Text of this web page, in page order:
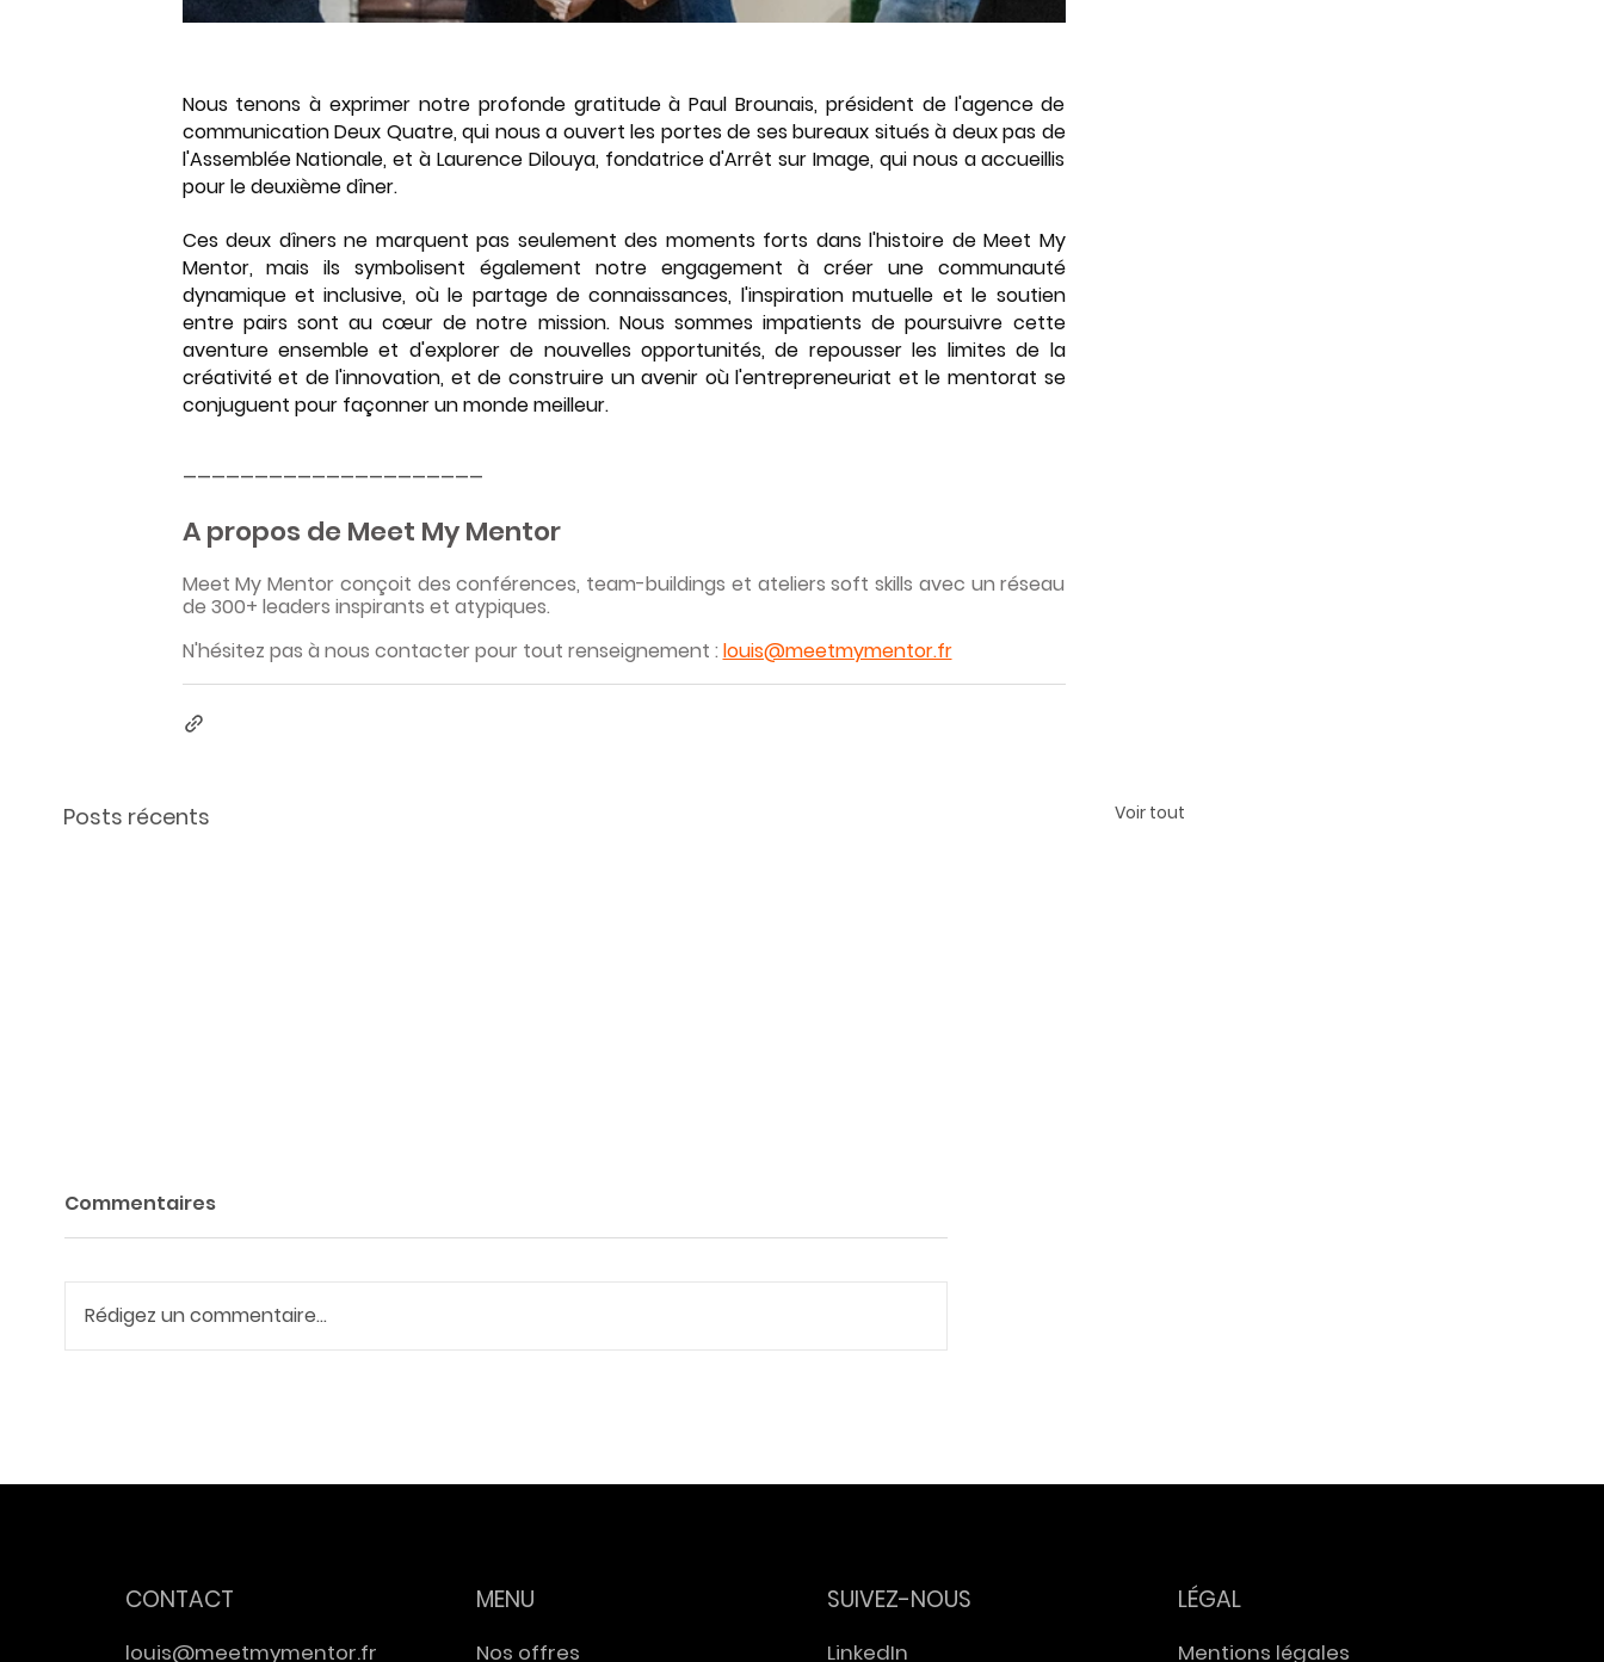
Nous tenons à exprimer notre profonde gratitude à Paul Brounais, président de l'agence de
communication Deux Quatre, qui nous a ouvert les portes de ses bureaux situés à deux pas de
l'Assemblée Nationale, et à Laurence Dilouya, fondatrice d'Arrêt sur Image, qui nous a accueillis
pour le deuxième dîner.
Ces deux dîners ne marquent pas seulement des moments forts dans l'histoire de Meet My
Mentor, mais ils symbolisent également notre engagement à créer une communauté
dynamique et inclusive, où le partage de connaissances, l'inspiration mutuelle et le soutien
entre pairs sont au cœur de notre mission. Nous sommes impatients de poursuivre cette
aventure ensemble et d'explorer de nouvelles opportunités, de repousser les limites de la
créativité et de l'innovation, et de construire un avenir où l'entrepreneuriat et le mentorat se
conjuguent pour façonner un monde meilleur.
A propos de Meet My Mentor
Meet My Mentor conçoit des conférences, team-buildings et ateliers soft skills avec un réseau
de 300+ leaders inspirants et atypiques.
N'hésitez pas à nous contacter pour tout renseignement : louis@meetmymentor.fr
Posts récents Voir tout
marché du travail
interviennent auprès
auprès de la Caisse des
Commentaires
Rédigez un commentaire...
CONTACT
louis@meetmymentor.fr
MENU
Nos offres
SUIVEZ-NOUS
LinkedIn
LÉGAL
Mentions légales